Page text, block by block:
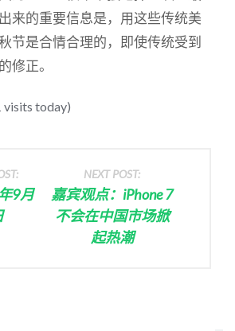
来的重要信息是，用这些传统美
节是合情合理的，即使传统受到
修正。
visits today)
9月
NEXT POST:
嘉宾观点：iPhone 7
不会在中国市场掀
起热潮